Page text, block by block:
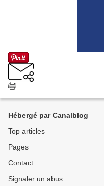
Hébergé par Canalblog
Top articles
Pages
Contact
Signaler un abus